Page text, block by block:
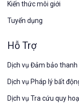
Kiến thức môi giới
Tuyển dụng
Hỗ Trợ
Dịch vụ Đảm bảo
Dịch vụ Pháp lý bất
Dịch vụ Tra cứu quy